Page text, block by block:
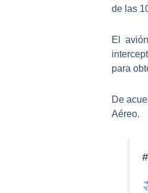
de las
El
para
De
Aéreo.